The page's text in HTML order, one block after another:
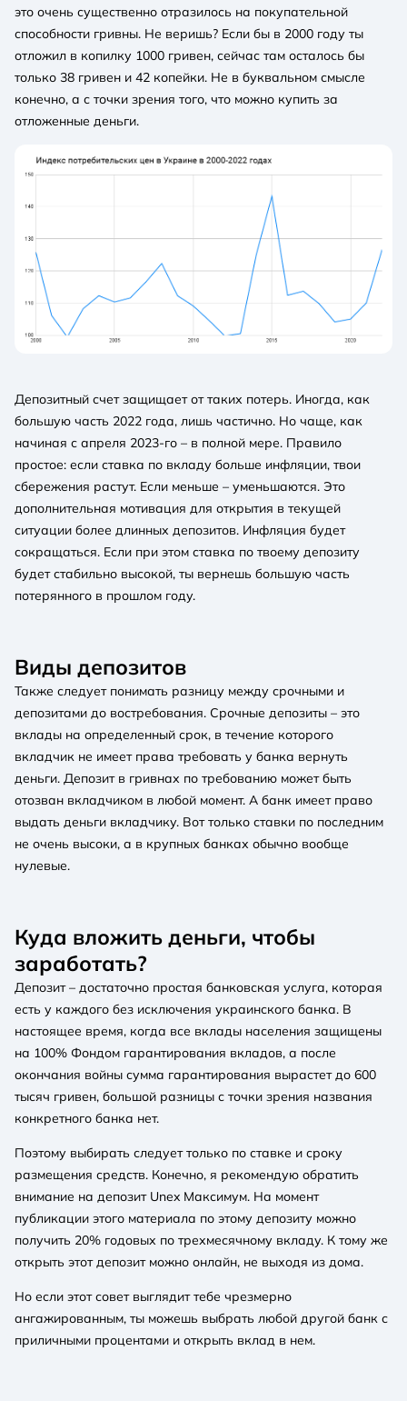
это очень существенно отразилось на покупательной
способности гривны. Не веришь? Если бы в 2000 году ты
отложил в копилку 1000 гривен, сейчас там осталось бы
только 38 гривен и 42 копейки. Не в буквальном смысле
конечно, а с точки зрения того, что можно купить за
отложенные деньги.
Депозитный счет защищает от таких потерь. Иногда, как
большую часть 2022 года, лишь частично. Но чаще, как
начиная с апреля 2023-го – в полной мере. Правило
простое: если ставка по вкладу больше инфляции, твои
сбережения растут. Если меньше – уменьшаются. Это
дополнительная мотивация для открытия в текущей
ситуации более длинных депозитов. Инфляция будет
сокращаться. Если при этом ставка по твоему депозиту
будет стабильно высокой, ты вернешь большую часть
потерянного в прошлом году.
Виды депозитов
Также следует понимать разницу между срочными и
депозитами до востребования. Срочные депозиты – это
вклады на определенный срок, в течение которого
вкладчик не имеет права требовать у банка вернуть
деньги. Депозит в гривнах по требованию может быть
отозван вкладчиком в любой момент. А банк имеет право
выдать деньги вкладчику. Вот только ставки по последним
не очень высоки, а в крупных банках обычно вообще
нулевые.
Куда вложить деньги, чтобы
заработать?
Депозит – достаточно простая банковская услуга, которая
есть у каждого без исключения украинского банка. В
настоящее время, когда все вклады населения защищены
на 100% Фондом гарантирования вкладов, а после
окончания войны сумма гарантирования вырастет до 600
тысяч гривен, большой разницы с точки зрения названия
конкретного банка нет.
Поэтому выбирать следует только по ставке и сроку
размещения средств. Конечно, я рекомендую обратить
внимание на депозит Unex Максимум. На момент
публикации этого материала по этому депозиту можно
получить 20% годовых по трехмесячному вкладу. К тому же
открыть этот депозит можно онлайн, не выходя из дома.
Но если этот совет выглядит тебе чрезмерно
ангажированным, ты можешь выбрать любой другой банк с
приличными процентами и открыть вклад в нем.